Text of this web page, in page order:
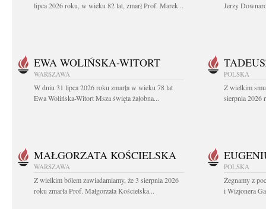
lipca 2026 roku, w wieku 82 lat, zmarł Prof. Marek...
Jerzy
EWA WOLIŃSKA-WITORT
WARSZAWA
W dniu 31 lipca 2026 roku zmarła w wieku 78 lat
Ewa Wolińska-Witort Msza święta żałobna...
POLSKA
Z wielkim
sierpnia 2026
MAŁGORZATA KOŚCIELSKA
WARSZAWA
Z wielkim bólem zawiadamiamy, że 3 sierpnia 2026
roku zmarła Prof. Małgorzata Kościelska...
POLSKA
Żegnamy z
i Wizjonera